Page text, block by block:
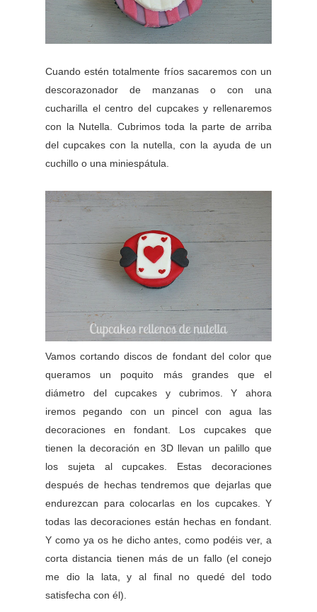
Cuando estén totalmente fríos sacaremos con un
descorazonador de manzanas o con una
cucharilla el centro del cupcakes y rellenaremos
con la Nutella. Cubrimos toda la parte de arriba
del cupcakes con la nutella, con la ayuda de un
cuchillo o una miniespátula.
Vamos cortando discos de fondant del color que
queramos un poquito más grandes que el
diámetro del cupcakes y cubrimos. Y ahora
iremos pegando con un pincel con agua las
decoraciones en fondant. Los cupcakes que
tienen la decoración en 3D llevan un palillo que
los sujeta al cupcakes. Estas decoraciones
después de hechas tendremos que dejarlas que
endurezcan para colocarlas en los cupcakes. Y
todas las decoraciones están hechas en fondant.
Y como ya os he dicho antes, como podéis ver, a
corta distancia tienen más de un fallo (el conejo
me dio la lata, y al final no quedé del todo
satisfecha con él).